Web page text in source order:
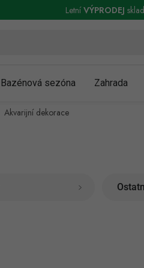
Vrácení a reklamace Podmínky
LetníVÝPRODEJ
Bazénová sezóna Zahrada
Akvarijní dekorace